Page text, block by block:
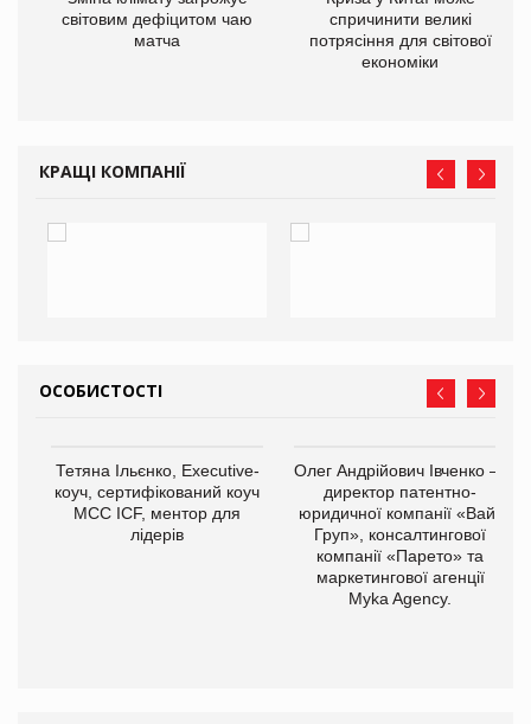
світовим дефіцитом чаю
матча
спричинити великі
потрясіння для світової
економіки
КРАЩІ КОМПАНІЇ
ОСОБИСТОСТІ
Тетяна Ільєнко, Executive-
коуч, сертифікований коуч
МСС ICF, ментор для
лідерів
Олег Андрійович Івченко —
директор патентно-
юридичної компанії «Вайз
Груп», консалтингової
компанії «Парето» та
маркетингової агенції
Myka Agency.